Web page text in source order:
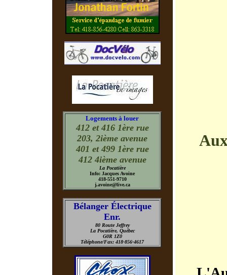
Logements à louer
412 et 416 1ère rue
203, 2ième avenue
401 et 499 1ère rue
412 4ième avenue
La Pocatière
Info: Jacques Avoine
418-551-9710
j.avoine@live.ca
Bélanger Électrique
Enr.
80 Route Jeffrey
La Pocatière, Québec
G0R 1Z0
Téléphone/Fax: 418-856-4617